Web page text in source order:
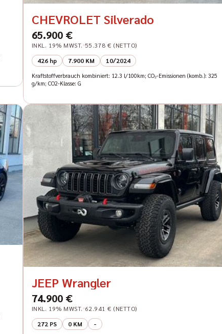
CHEVROLET Silverado
65.900 €
INKL. 19% MWST. 55.378 € (NETTO)
426 hp
7.900 KM 10/2024
Kraftstoffverbrauch kombiniert: 12.3 l/100km; CO₂-Emissionen (komb.): 325
g/km; CO2-Klasse: G
JEEP Wrangler
74.900 €
INKL. 19% MWST. 62.941 € (NETTO)
272 PS
0 KM -